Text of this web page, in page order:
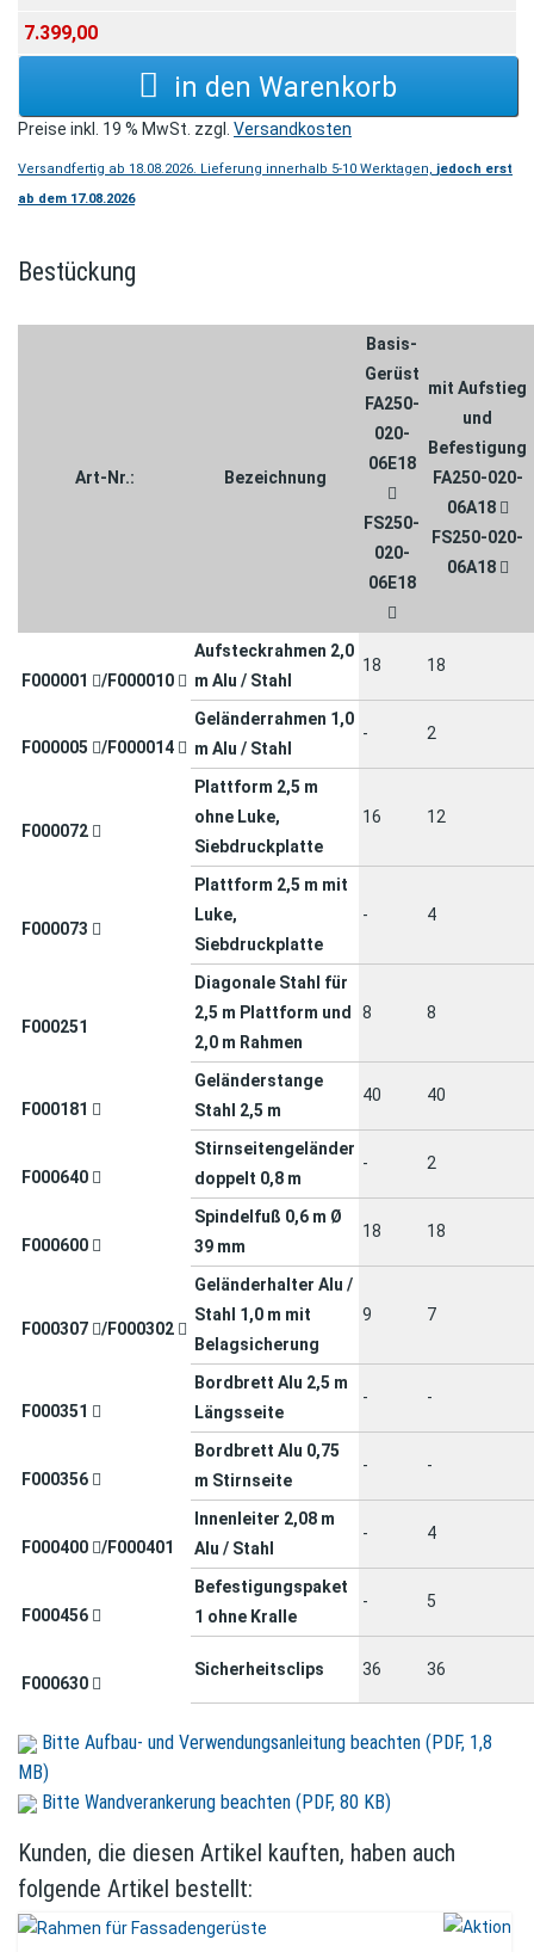
7.399,00
Preise inkl. 19 % MwSt. zzgl. Versandkosten
Versandfertig ab 18.08.2026. Lieferung innerhalb 5-10 Werktagen, jedoch erst
ab dem 17.08.2026
Bestückung
Art-Nr.: Bezeichnung
Basis-
Gerüst
FA250-
020-
06E18
FS250-
020-
06E18
mit Aufstieg
und
Befestigung
FA250-020-
06A18
FS250-020-
06A18
F000001 /F000010
Aufsteckrahmen 2,0
m Alu / Stahl
18 18
F000005 /F000014
Geländerrahmen 1,0
m Alu / Stahl
- 2
F000072
Plattform 2,5 m
ohne Luke,
Siebdruckplatte
16 12
F000073
Plattform 2,5 m mit
Luke,
Siebdruckplatte
- 4
F000251
Diagonale Stahl für
2,5 m Plattform und
2,0 m Rahmen
8 8
F000181
Geländerstange
Stahl 2,5 m
40 40
F000640
Stirnseitengeländer
doppelt 0,8 m
- 2
F000600
Spindelfuß 0,6 m Ø
39 mm
18 18
F000307 /F000302
Geländerhalter Alu /
Stahl 1,0 m mit
Belagsicherung
9 7
F000351
Bordbrett Alu 2,5 m
Längsseite
- -
F000356
Bordbrett Alu 0,75
m Stirnseite
- -
F000400 /F000401
Innenleiter 2,08 m
Alu / Stahl
- 4
F000456
Befestigungspaket
1 ohne Kralle
- 5
F000630
Sicherheitsclips 36 36
Bitte Aufbau- und Verwendungsanleitung beachten (PDF, 1,8
MB)
Bitte Wandverankerung beachten (PDF, 80 KB)
Kunden, die diesen Artikel kauften, haben auch
folgende Artikel bestellt: